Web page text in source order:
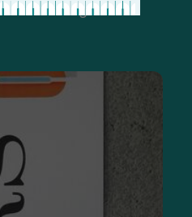
в Instagram